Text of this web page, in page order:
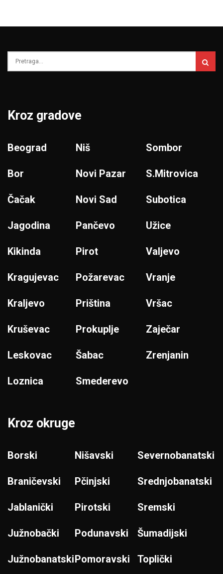
Kroz gradove
Beograd
Bor
Čačak
Jagodina
Kikinda
Kragujevac
Kraljevo
Kruševac
Leskovac
Loznica
Niš
Novi Pazar
Novi Sad
Pančevo
Pirot
Požarevac
Priština
Prokuplje
Šabac
Smederevo
Sombor
S.Mitrovica
Subotica
Užice
Valjevo
Vranje
Vršac
Zaječar
Zrenjanin
Kroz okruge
Borski
Braničevski
Jablanički
Južnobački
Južnobanatski
Nišavski
Pčinjski
Pirotski
Podunavski
Pomoravski
Severnobanatski
Srednjobanatski
Sremski
Šumadijski
Toplički